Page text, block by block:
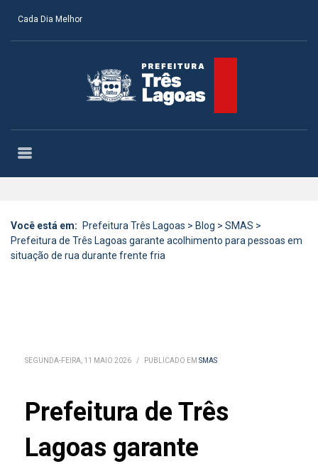
Cada Dia Melhor
Você está em: Prefeitura Três Lagoas > Blog > SMAS >
Prefeitura de Três Lagoas garante acolhimento para pessoas em
situação de rua durante frente fria
SEGUNDA-FEIRA, 11 MAIO 2026 / PUBLICADO EM SMAS
Prefeitura de Três
Lagoas garante